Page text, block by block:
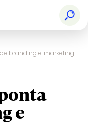
branding e marketing
e